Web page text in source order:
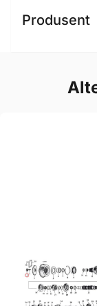
Produsent